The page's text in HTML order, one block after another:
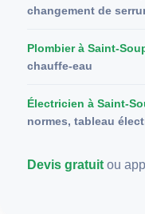
changement de
Plombier à Saint-
chauffe-eau
Électricien à Saint-
normes, tableau
Devis gratuit ou